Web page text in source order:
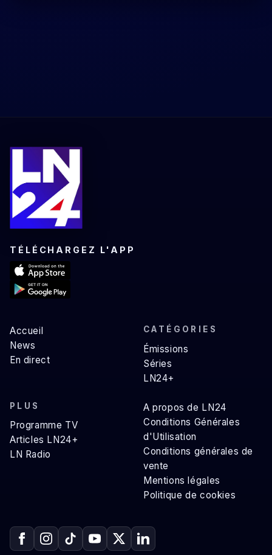
TÉLÉCHARGEZ L'APP
Accueil
News
En direct
CATÉGORIES
Émissions
Séries
LN24+
PLUS
Programme TV
Articles LN24+
LN Radio
A propos de LN24
Conditions Générales
d'Utilisation
Conditions générales de
vente
Mentions légales
Politique de cookies